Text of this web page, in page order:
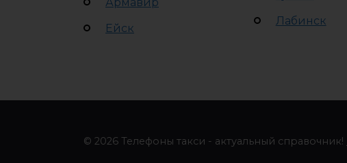
Ейск
Лабинск
© 2026 Телефоны такси - актуальный справочник!